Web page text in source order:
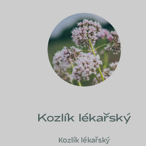
Kozlík lékařský
Kozlík lékařský